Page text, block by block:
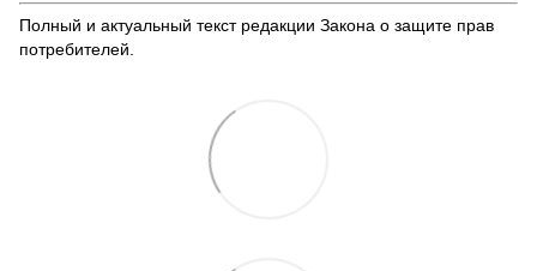
Полный и актуальный текст редакции Закона о защите прав
потребителей